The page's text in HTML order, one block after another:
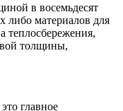
в восемьдесят
либо материалов для
теплосбережения,
толщины,
главное